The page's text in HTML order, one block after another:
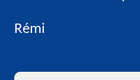
Rémi